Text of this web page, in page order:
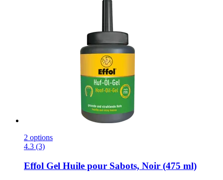
2 options
4.3 (3)
Effol Gel Huile pour Sabots, Noir (475 ml)